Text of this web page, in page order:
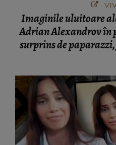
Imaginile uluitoare
Adrian Alexandrov în
surprins de